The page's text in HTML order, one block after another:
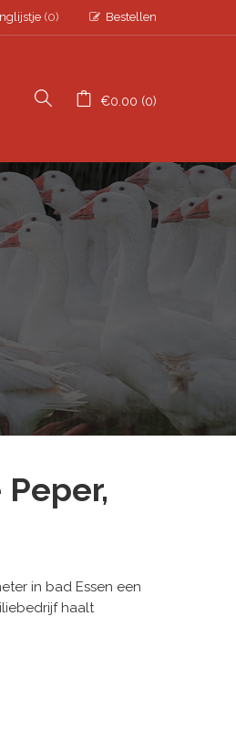
(0) Bestellen
€0.00 0
in bad Essen een
haalt